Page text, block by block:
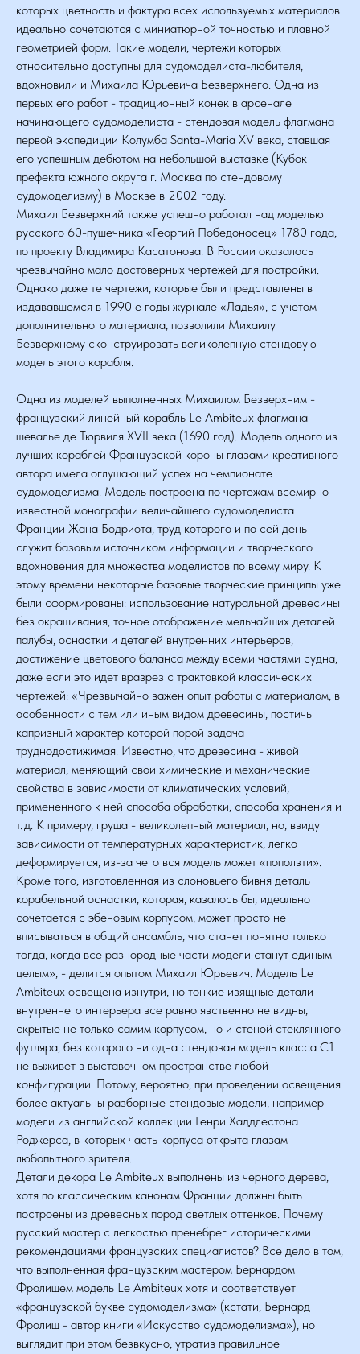
которых цветность и фактура всех используемых материалов
идеально сочетаются с миниатюрной точностью и плавной
геометрией форм. Такие модели, чертежи которых
относительно доступны для судомоделиста-любителя,
вдохновили и Михаила Юрьевича Безверхнего. Одна из
первых его работ - традиционный конек в арсенале
начинающего судомоделиста - стендовая модель флагмана
первой экспедиции Колумба Santa-Maria XV века, ставшая
его успешным дебютом на небольшой выставке (Кубок
префекта южного округа г. Москва по стендовому
судомоделизму) в Москве в 2002 году.
Михаил Безверхний также успешно работал над моделью
русского 60-пушечника «Георгий Победоносец» 1780 года,
по проекту Владимира Касатонова. В России оказалось
чрезвычайно мало достоверных чертежей для постройки.
Однако даже те чертежи, которые были представлены в
издававшемся в 1990 е годы журнале «Ладья», с учетом
дополнительного материала, позволили Михаилу
Безверхнему сконструировать великолепную стендовую
модель этого корабля.
Одна из моделей выполненных Михаилом Безверхним -
французский линейный корабль Le Ambiteux флагмана
шевалье де Тюрвиля XVII века (1690 год). Модель одного из
лучших кораблей Французской короны глазами креативного
автора имела оглушающий успех на чемпионате
судомоделизма. Модель построена по чертежам всемирно
известной монографии величайшего судомоделиста
Франции Жана Бодриота, труд которого и по сей день
служит базовым источником информации и творческого
вдохновения для множества моделистов по всему миру. К
этому времени некоторые базовые творческие принципы уже
были сформированы: использование натуральной древесины
без окрашивания, точное отображение мельчайших деталей
палубы, оснастки и деталей внутренних интерьеров,
достижение цветового баланса между всеми частями судна,
даже если это идет вразрез с трактовкой классических
чертежей: «Чрезвычайно важен опыт работы с материалом, в
особенности с тем или иным видом древесины, постичь
капризный характер которой порой задача
труднодостижимая. Известно, что древесина - живой
материал, меняющий свои химические и механические
свойства в зависимости от климатических условий,
примененного к ней способа обработки, способа хранения и
т. д. К примеру, груша - великолепный материал, но, ввиду
зависимости от температурных характеристик, легко
деформируется, из-за чего вся модель может «поползти».
Кроме того, изготовленная из слоновьего бивня деталь
корабельной оснастки, которая, казалось бы, идеально
сочетается с эбеновым корпусом, может просто не
вписываться в общий ансамбль, что станет понятно только
тогда, когда все разнородные части модели станут единым
целым», - делится опытом Михаил Юрьевич. Модель Le
Ambiteux освещена изнутри, но тонкие изящные детали
внутреннего интерьера все равно явственно не видны,
скрытые не только самим корпусом, но и стеной стеклянного
футляра, без которого ни одна стендовая модель класса С1
не выживет в выставочном пространстве любой
конфигурации. Потому, вероятно, при проведении освещения
более актуальны разборные стендовые модели, например
модели из английской коллекции Генри Хаддлестона
Роджерса, в которых часть корпуса открыта глазам
любопытного зрителя.
Детали декора Le Ambiteux выполнены из черного дерева,
хотя по классическим канонам Франции должны быть
построены из древесных пород светлых оттенков. Почему
русский мастер с легкостью пренебрег историческими
рекомендациями французских специалистов? Все дело в том,
что выполненная французским мастером Бернардом
Фролишем модель Le Ambiteux хотя и соответствует
«французской букве судомоделизма» (кстати, Бернард
Фролиш - автор книги «Искусство судомоделизма»), но
выглядит при этом безвкусно, утратив правильное